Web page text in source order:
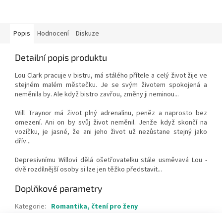
Popis Hodnocení Diskuze
Detailní popis produktu
Lou Clark pracuje v bistru, má stálého přítele a celý život žije ve
stejném malém městečku. Je se svým životem spokojená a
neměnila by. Ale když bistro zavřou, změny ji neminou...
Will Traynor má život plný adrenalinu, peněz a naprosto bez
omezení. Ani on by svůj život neměnil. Jenže když skončí na
vozíčku, je jasné, že ani jeho život už nezůstane stejný jako
dřív...
Depresivnímu Willovi dělá ošetřovatelku stále usměvavá Lou -
dvě rozdílnější osoby si lze jen těžko představit...
Doplňkové parametry
Kategorie: Romantika, čtení pro ženy